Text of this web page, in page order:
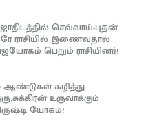
செவ்வாய்-புதன்
ராசியில் இணைவதால்
பெறும் ராசியினர்!
ஆண்டுகள் கழித்து
உருவாக்கும்
யோகம்!